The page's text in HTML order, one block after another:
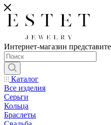
Интернет-магазин
Каталог
Все изделия
Серьги
Кольца
Браслеты